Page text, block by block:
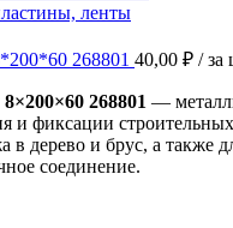
ленты
268801 40,00 ₽ / за
268801 —
и фиксации
дерево и брус, а также
соединение.